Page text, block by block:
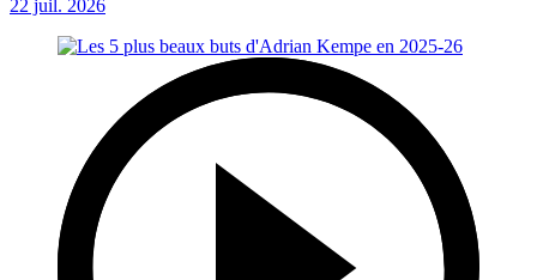
22 juil. 2026